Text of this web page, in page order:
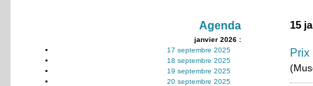
Agenda
janvier 2026 :
17 septembre 2025
18 septembre 2025
19 septembre 2025
20 septembre 2025
15
Prix